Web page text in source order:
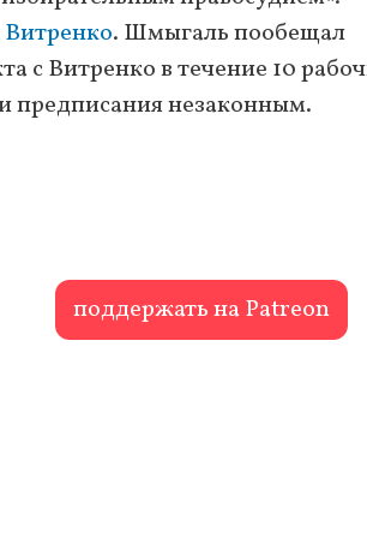
. Шмыгаль пообещал
с Витренко в течение 10
предписания незаконным.
поддержать на Patreon